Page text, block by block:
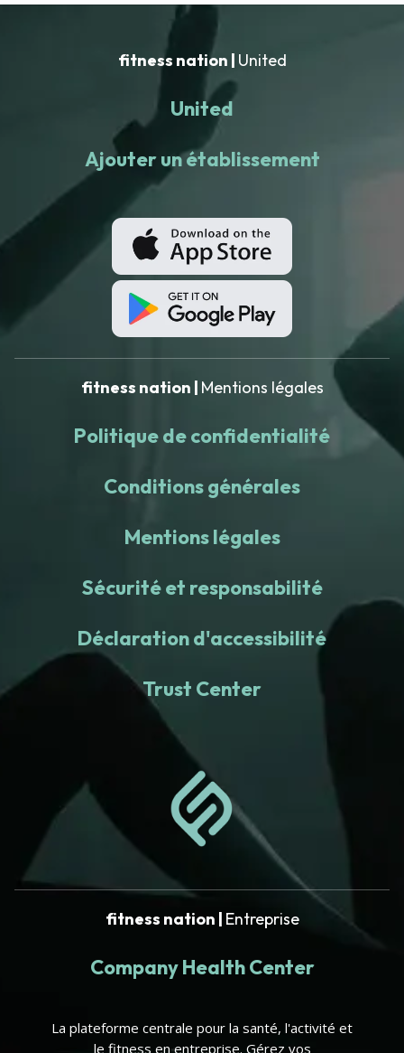
fitness nation | United
United
Ajouter un établissement
fitness nation | Mentions légales
Politique de confidentialité
Conditions générales
Mentions légales
Sécurité et responsabilité
Déclaration d'accessibilité
Trust Center
fitness nation | Entreprise
Company Health Center
La plateforme centrale pour la santé, l'activité et
le fitness en entreprise. Gérez vos